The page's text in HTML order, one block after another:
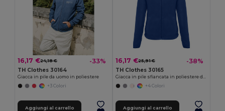
16,17 €24,18 € -33%
TH Clothes 30164
Giacca in pile da uomo in poliestere
+3 Colori
Aggiungi al carrello
16,17 €25,91 € -38%
TH Clothes 30165
Giacca in pile sfiancata in poliestere da donna
+4 Colori
Aggiungi al carrello